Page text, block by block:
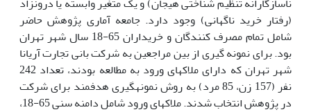
(رفتار خرید ناگهانی) وجود دارد. جامعه آماری پژوهش حاضر
شامل تمام مصرف کنندگان و خریداران 65-18 سال شهر تهران
بود. برای نمونه گیری از بین مراجعین به شرکت بانی تجارت آریانا
شهر تهران که دارای ملاک­های ورود به مطالعه بودند، تعداد 242
نفر (157 زن، 85 مرد) به روش نمونه­گیری هدفمند برای شرکت
در پژوهش انتخاب شدند. ملاک­های ورود شامل دامنه سنی 65-18،